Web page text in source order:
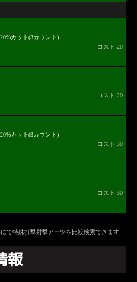
カット(3カウント)
コスト:20
コスト:20
カット(3カウント)
コスト:30
コスト:30
にて特殊打撃射撃アーツを比較検索できます
報